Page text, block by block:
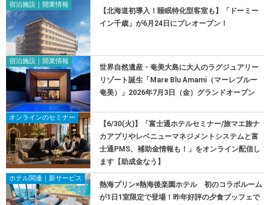
宿泊施設｜開業情報
【北海道初導入！睡眠特化型客室も】「ドーミー
イン千歳」が6月24日にプレオープン！
宿泊施設｜開業情報
世界自然遺産・奄美大島に大人のラグジュアリー
リゾート誕生「Mare Blu Amami（マーレブルー
奄美）」2026年7月3日（金）グランドオープン
オンラインのセミナー
【6/30(火)】「富士通ホテルセミナー/旅マエ旅ナ
カアプリやレベニューマネジメントシステムと富
士通PMS、補助金情報も！」をオンライン配信し
ます【助成金なう】
ホテル関連｜新サービス
熱海プリン×熱海後楽園ホテル 初のコラボルーム
が1日1室限定で登場！昨年好評の夕食ブッフェで